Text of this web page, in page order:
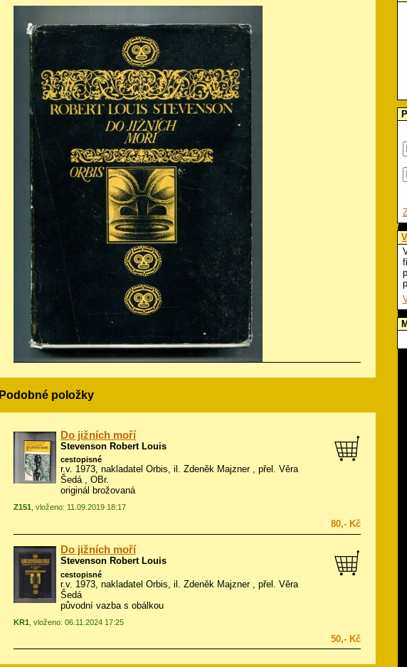
Podobné položky
Do jižních moří
Stevenson Robert Louis
cestopisné
r.v. 1973, nakladatel Orbis, il. Zdeněk Majzner, přel. Věra
Šedá , OBr.
originál brožovaná
Z151 , vloženo: 11.09.2019 18:17
80,- Kč
Do jižních moří
Stevenson Robert Louis
cestopisné
r.v. 1973, nakladatel Orbis, il. Zdeněk Majzner, přel. Věra
Šedá
původní vazba s obálkou
KR1 , vloženo: 06.11.2024 17:25
50,- Kč